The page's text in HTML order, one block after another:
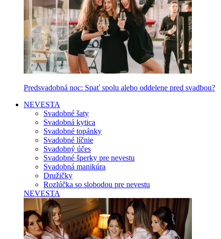
Predsvadobná noc: Spať spolu alebo oddelene pred svadbou?
NEVESTA
Svadobné šaty
Svadobná kytica
Svadobné topánky
Svadobné líčnie
Svadobný účes
Svadobné šperky pre nevestu
Svadobná manikúra
Družičky
Rozlúčka so slobodou pre nevestu
NEVESTA